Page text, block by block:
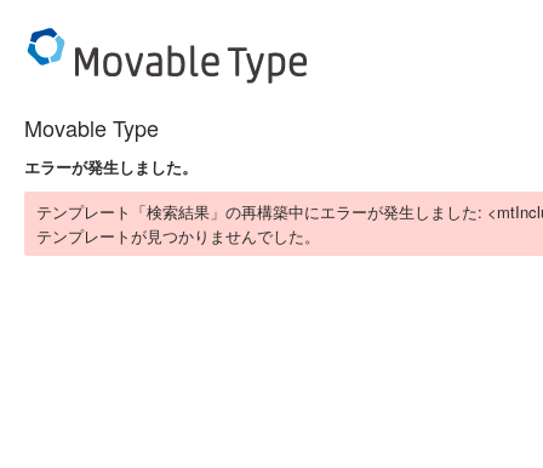
Movable Type
エラーが発生しました。
テンプレート「検索結果」の再構築中にエラーが発生しました:
テンプレートが見つかりませんでした。